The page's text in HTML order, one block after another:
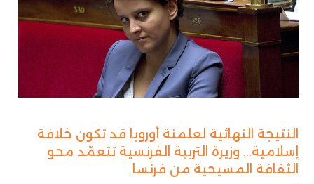
النتيجة النهائية لعلمنة أوروبا قد تكون خلافة
إسلامية… وزيرة التربية الفرنسية تتعمّد محو
الثقافة المسيحية من فرنسا